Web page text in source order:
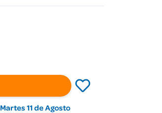
Martes 11 de Agosto